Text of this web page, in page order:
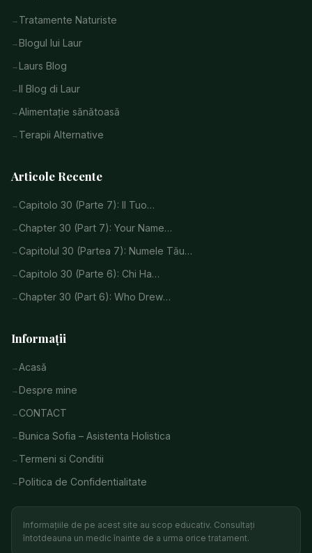
Tratamente Naturiste
Blogul lui Laur
Laurs Blog
Il Blog di Laur
Alimentație sănătoasă
Terapii Alternative
Articole Recente
Capitolo 30 (Parte 7): Il Tuo…
Chapter 30 (Part 7): Your Name…
Capitolul 30 (Partea 7): Numele Tău…
Capitolo 30 (Parte 6): Chi Ha…
Chapter 30 (Part 6): Who Drew…
Informații
Acasă
Despre mine
CONTACT
Bunica Sofia – Asistenta Holistica
Termeni si Conditii
Politica de Confidentialitate
Informațiile de pe acest site au scop educativ. Consultați
întotdeauna un medic înainte de a urma orice tratament.